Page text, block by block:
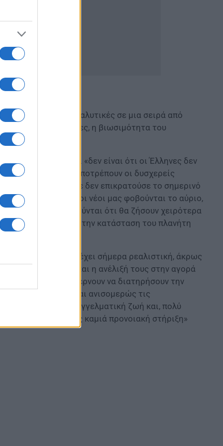
ότι «θα είναι καταλυτικές σε μια σειρά από
της δυνατότητες, η βιωσιμότητα του
τόνισε ότι «δεν είναι ότι οι Έλληνες δεν
ευθύνες, ότι τους αποτρέπουν οι δυσχερείς
Όμως τότε δεν επικρατούσε το σημερινό
ελπίδα. Σήμερα οι νέοι μας φοβούνται το αύριο,
ηλικίας τους. Φοβούνται ότι θα ζήσουν χειρότερα
ανησυχούν για την κατάσταση του πλανήτη
τα παιδιά μου;» έχει σήμερα ρεαλιστική, άκρως
ότι η παραμονή και η ανέλιξή τους στην αγορά
κι όταν καταφέρνουν να διατηρήσουν την
να επωμίζονται ανισομερώς τις
και επαγγελματική ζωή και, πολύ
μόνες, χωρίς καμιά προνοιακή στήριξη»